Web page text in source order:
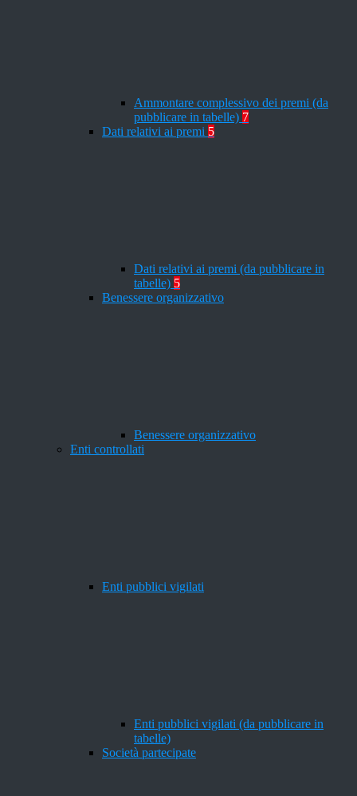
Ammontare complessivo dei premi (da
pubblicare in tabelle) 7
Dati relativi ai premi 5
Dati relativi ai premi (da pubblicare in
tabelle) 5
Benessere organizzativo
Benessere organizzativo
Enti controllati
Enti pubblici vigilati
Enti pubblici vigilati (da pubblicare in
tabelle)
Società partecipate